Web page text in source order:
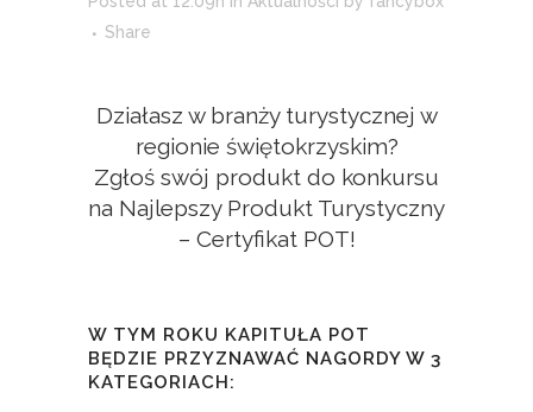
Share
Działasz w branży turystycznej w
regionie świętokrzyskim?
Zgłoś swój produkt do konkursu
na Najlepszy Produkt Turystyczny
– Certyfikat POT!
W TYM ROKU KAPITUŁA POT
BĘDZIE PRZYZNAWAĆ NAGORDY W 3
KATEGORIACH: